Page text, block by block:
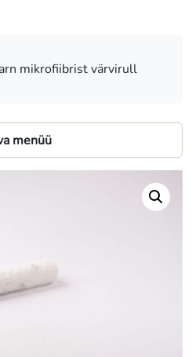
mikrofiibrist värvirull
menüü